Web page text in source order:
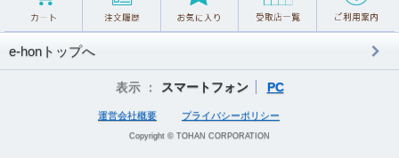
e-honトップへ
表示 ： スマートフォン PC
運営会社概要 プライバシーポリシー
Copyright © TOHAN CORPORATION